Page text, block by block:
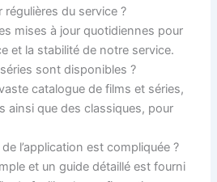
du service ?
mises à jour quotidiennes pour
et la stabilité de notre service.
sont disponibles ?
catalogue de films et séries,
ainsi que des classiques, pour
l’application est compliquée ?
et un guide détaillé est fourni